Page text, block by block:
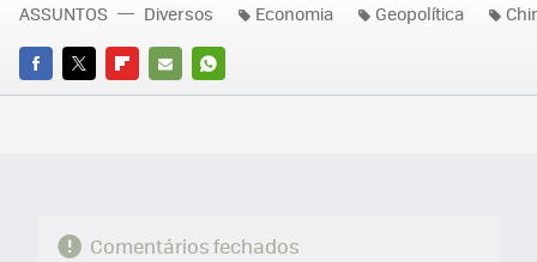
FACEBOOK
TWITTERFLIPBOARD
E-
WHATSAPP
ASSUNTOS Diversos Economia Geopolítica
Comentários fechados